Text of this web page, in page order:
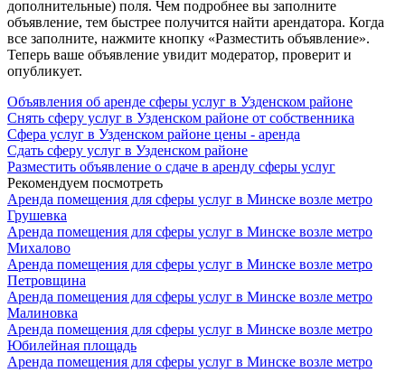
дополнительные) поля. Чем подробнее вы заполните
объявление, тем быстрее получится найти арендатора. Когда
все заполните, нажмите кнопку «Разместить объявление».
Теперь ваше объявление увидит модератор, проверит и
опубликует.
Объявления об аренде сферы услуг в Узденском районе
Снять сферу услуг в Узденском районе от собственника
Сфера услуг в Узденском районе цены - аренда
Сдать сферу услуг в Узденском районе
Разместить объявление о сдаче в аренду сферы услуг
Рекомендуем посмотреть
Аренда помещения для сферы услуг в Минске возле метро
Грушевка
Аренда помещения для сферы услуг в Минске возле метро
Михалово
Аренда помещения для сферы услуг в Минске возле метро
Петровщина
Аренда помещения для сферы услуг в Минске возле метро
Малиновка
Аренда помещения для сферы услуг в Минске возле метро
Юбилейная площадь
Аренда помещения для сферы услуг в Минске возле метро